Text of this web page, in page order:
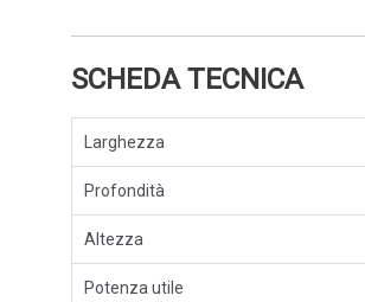
SCHEDA TECNICA
Larghezza
Profondità
Altezza
Potenza utile